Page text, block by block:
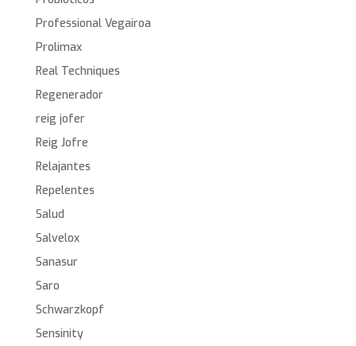
Professional Vegairoa
Prolimax
Real Techniques
Regenerador
reig jofer
Reig Jofre
Relajantes
Repelentes
Salud
Salvelox
Sanasur
Saro
Schwarzkopf
Sensinity